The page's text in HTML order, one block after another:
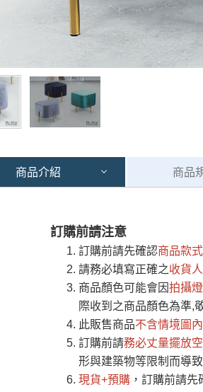
商品介紹 商品
訂購前請注意
訂購前請先確認商品款
請務必填寫正確之收貨
商品顏色可能會因拍攝
際收到之商品顏色為準,
此販售商品不含情境圖
訂購前請務必丈量擺放
形與建築物等限制而導
現貨+預購 ，訂購前請先
運送地區
桃園
注意事項：
由於品項繁多，
認商品是否有「
若商品價格或庫存有
接單後二日內(不
（線上客服
下單前先詢問是
（洽詢方式請搜